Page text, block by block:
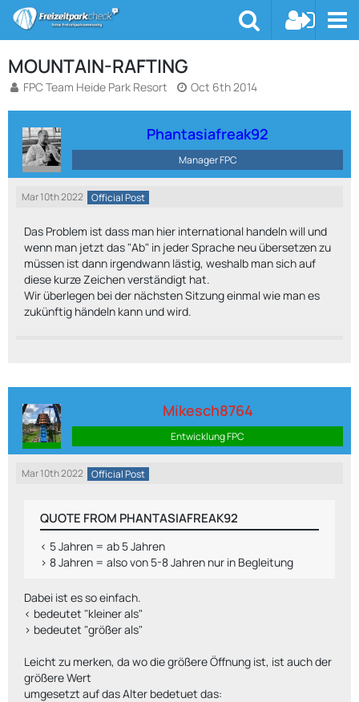
MOUNTAIN-RAFTING
FPC Team Heide Park Resort Oct 6th 2014
Phantasiafreak92
Manager FPC
Mar 10th 2022 Official Post
Das Problem ist dass man hier international handeln will und
wenn man jetzt das "Ab" in jeder Sprache neu übersetzen zu
müssen ist dann irgendwann lästig, weshalb man sich auf
diese kurze Zeichen verständigt hat.
Wir überlegen bei der nächsten Sitzung einmal wie man es
zukünftig händeln kann und wird.
Mikesch8764
Entwicklung FPC
Mar 10th 2022 Official Post
QUOTE FROM PHANTASIAFREAK92
< 5 Jahren = ab 5 Jahren
> 8 Jahren = also von 5-8 Jahren nur in Begleitung
Dabei ist es so einfach.
< bedeutet "kleiner als"
> bedeutet "größer als"
Leicht zu merken, da wo die größere Öffnung ist, ist auch der
größere Wert
umgesetzt auf das Alter bedetuet das: